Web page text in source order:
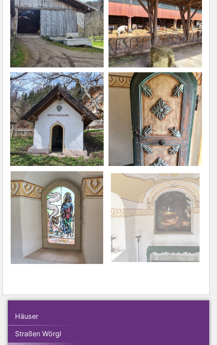
Häuser
Straßen Wörgl